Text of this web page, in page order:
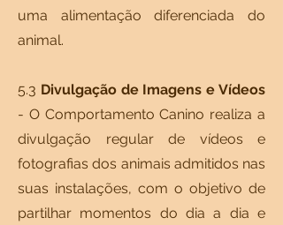
uma alimentação diferenciada do
animal.
5.3 Divulgação de Imagens e Vídeos
- O Comportamento Canino realiza a
divulgação regular de vídeos e
fotografias dos animais admitidos nas
suas instalações, com o objetivo de
partilhar momentos do dia a dia e